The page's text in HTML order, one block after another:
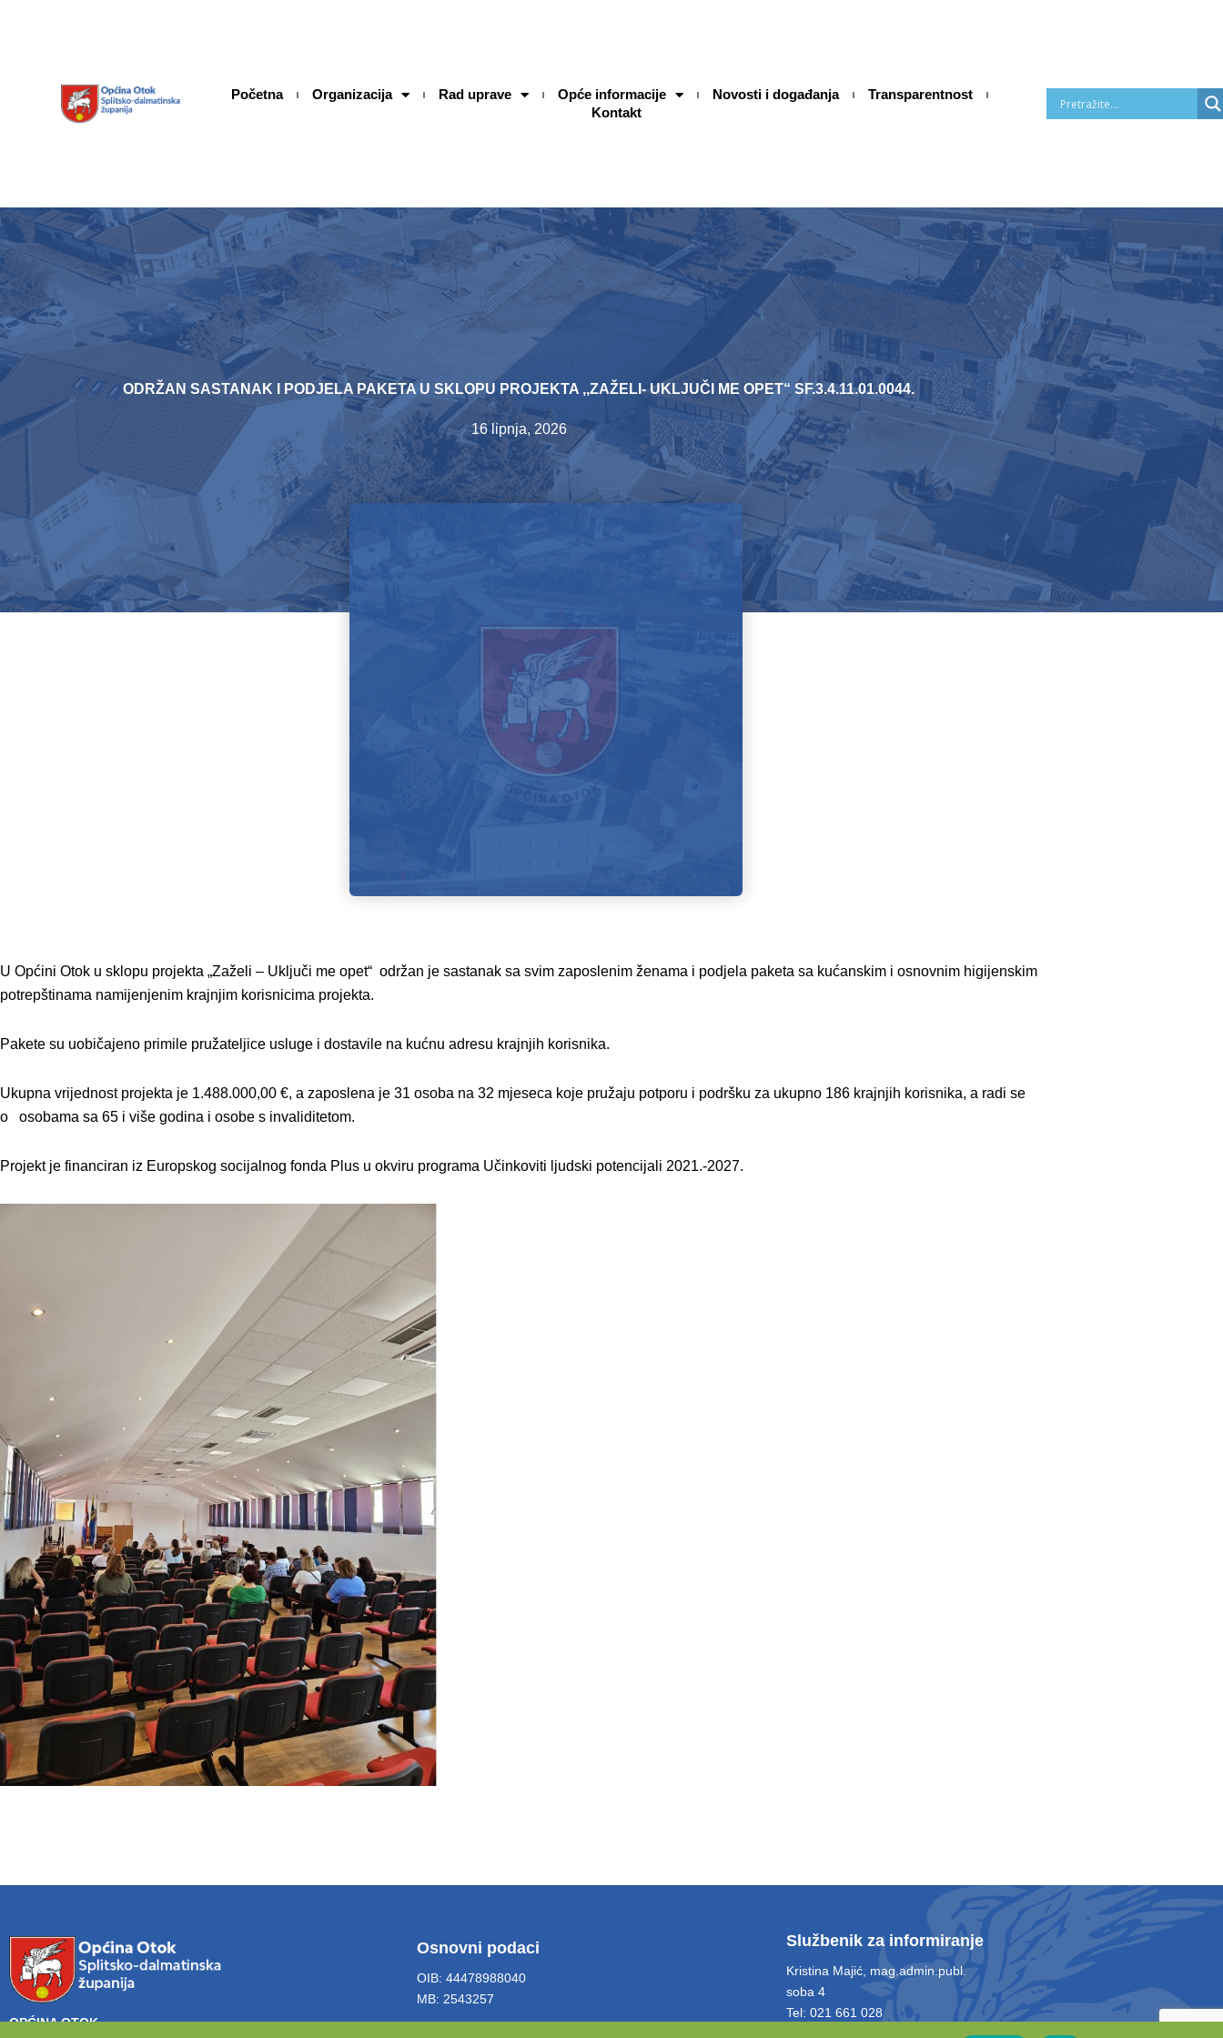
Početna Organizacija Rad uprave Opće informacije Novosti i događanja
Transparentnost
Kontakt
ODRŽAN SASTANAK I PODJELA PAKETA U SKLOPU PROJEKTA ,,ZAŽELI- UKLJUČI ME OPET“ SF.3.4.11.01.0044.
16 lipnja, 2026
U Općini Otok u sklopu projekta „Zaželi – Uključi me opet“ održan je sastanak sa svim zaposlenim ženama i podjela paketa sa kućanskim i osnovnim higijenskim
potrepštinama namijenjenim krajnjim korisnicima projekta.
Pakete su uobičajeno primile pružateljice usluge i dostavile na kućnu adresu krajnjih korisnika.
Ukupna vrijednost projekta je 1.488.000,00 €, a zaposlena je 31 osoba na 32 mjeseca koje pružaju potporu i podršku za ukupno 186 krajnjih korisnika, a radi se
o osobama sa 65 i više godina i osobe s invaliditetom.
Projekt je financiran iz Europskog socijalnog fonda Plus u okviru programa Učinkoviti ljudski potencijali 2021.-2027.
OPĆINA OTOK
Osnovni podaci
OIB: 44478988040
MB: 2543257
Službenik za informiranje
Kristina Majić, mag.admin.publ.
soba 4
Tel: 021 661 028